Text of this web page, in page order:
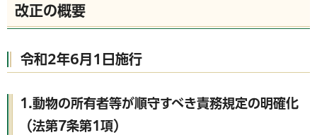
改正の概要
令和2年6月1日施行
1.動物の所有者等が順守すべき責務規定の明確化
（法第7条第1項）